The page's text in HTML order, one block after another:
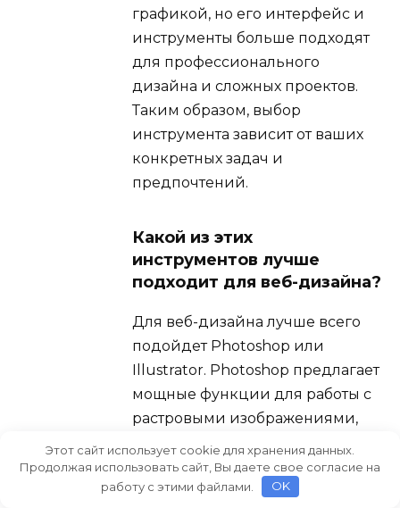
графикой, но его интерфейс и
инструменты больше подходят
для профессионального
дизайна и сложных проектов.
Таким образом, выбор
инструмента зависит от ваших
конкретных задач и
предпочтений.
Какой из этих
инструментов лучше
подходит для веб-дизайна?
Для веб-дизайна лучше всего
подойдет Photoshop или
Illustrator. Photoshop предлагает
мощные функции для работы с
растровыми изображениями,
что полезно для создания и
редактирования графики для
веб-сайтов, включая
Этот сайт использует cookie для хранения данных.
Продолжая использовать сайт, Вы даете свое согласие на
работу с этими файлами.
OK